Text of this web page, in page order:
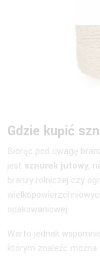
Gdzie kupić
Biorąc pod uwagę
jest sznurek jutowy,
branży rolniczej czy
opakowaniowej.
Warto jednak
którym znaleźć